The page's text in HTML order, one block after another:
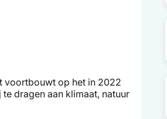
voortbouwt op het in 2022
dragen aan klimaat, natuur